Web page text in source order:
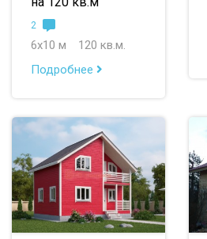
2
6х10 м
120 кв.м.
Подробнее